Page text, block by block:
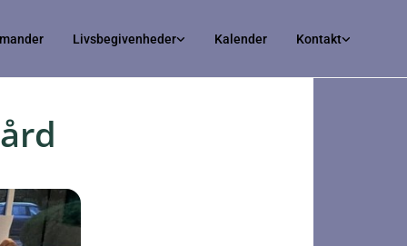
Livsbegivenheder Kalender Kontakt